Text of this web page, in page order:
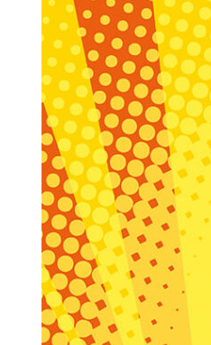
Information om GDPR
Search for:
SEARCH